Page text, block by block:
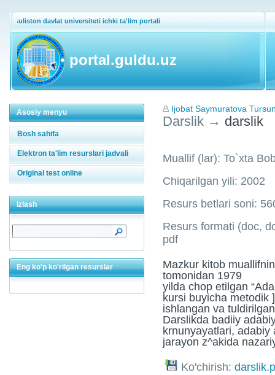
Guliston davlat universiteti ichki ta'lim portali
portal.guldu.uz
Asosiy menyu
Bosh sahifa
Elektron ta'lim resurslari jadvali
Original test online
Izlash
Eng ko'p ko'rilgan resurslar
Ijobat Saymuratova
Darslik → darslik
Muallif (lar): To`xta
Chiqarilgan yili: 2002
Resurs betlari soni:
Resurs formati (doc,
pdf
Mazkur kitob
tomonidan 1979
yilda chop etilgan
kursi buyicha metodik
ishlangan va
Darslikda badiiy
krnunyayatlari,
jarayon z^akida
Ko'chirish: